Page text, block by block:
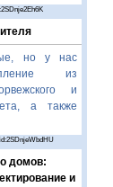
но у нас
из
и
а также
домов:
и